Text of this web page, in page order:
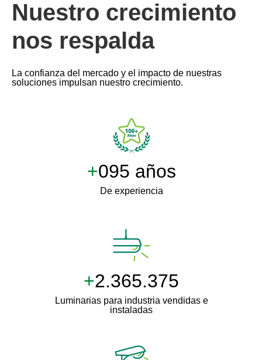
Nuestro crecimiento
nos respalda
La confianza del mercado y el impacto de nuestras
soluciones impulsan nuestro crecimiento.
+100 años
De experiencia
+2.500.000
Luminarias para industria vendidas e
instaladas